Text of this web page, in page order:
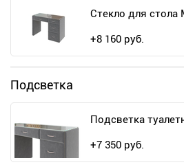
Стекло для стола
+8 160 руб.
Подсветка
Подсветка
+7 350 руб.